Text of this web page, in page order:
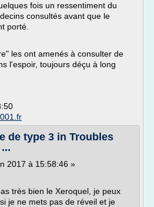
fois un ressentiment du
consultés avant que le
porté.
les ont amenés à consulter de
l'espoir, toujours déçu à long
de type 3 in Troubles
2017 à 15:58:46 »
très bien le Xeroquel, je peux
je ne mets pas de réveil et je